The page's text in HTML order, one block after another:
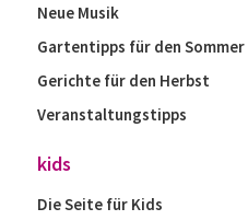
Neue Musik
Gartentipps für den Sommer
Gerichte für den Herbst
Veranstaltungstipps
kids
Die Seite für Kids